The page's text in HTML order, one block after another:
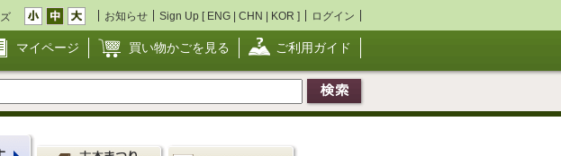
お知らせ Sign Up [ ENG | CHN | KOR ] ログイン
マイページ 買い物かごを見る ご利用ガイド